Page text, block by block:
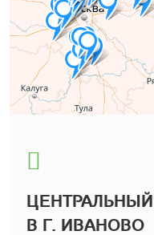
ЦЕНТРАЛЬНЫЙ
В Г. ИВАНОВО